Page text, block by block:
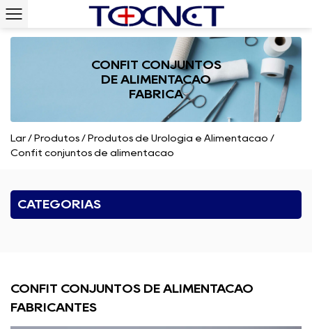
CONFIT CONJUNTOS
DE ALIMENTAÇÃO
FÁBRICA
Lar/ Produtos / Produtos de Urologia e Alimentação /
Confit conjuntos de alimentação
CATEGORIAS
CONFIT CONJUNTOS DE ALIMENTAÇÃO
FABRICANTES